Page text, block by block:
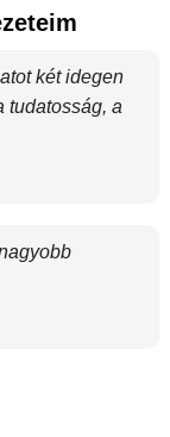
két idegen
tudatosság, a